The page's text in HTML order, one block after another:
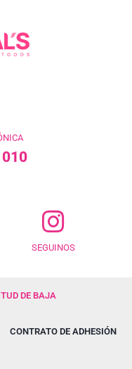
SEGUINOS
DE BAJA
CONTRATO DE ADHESIÓN